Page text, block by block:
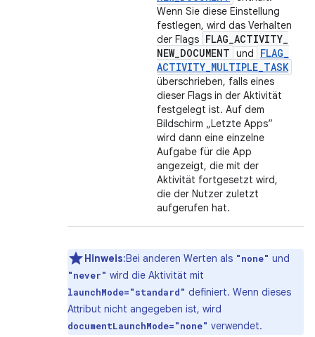
Wenn Sie diese Einstellung
festlegen, wird das Verhalten
der Flags FLAG_ACTIVITY_
NEW_DOCUMENT und FLAG_
ACTIVITY_MULTIPLE_TASK
überschrieben, falls eines
dieser Flags in der Aktivität
festgelegt ist. Auf dem
Bildschirm „Letzte Apps“
wird dann eine einzelne
Aufgabe für die App
angezeigt, die mit der
Aktivität fortgesetzt wird,
die der Nutzer zuletzt
aufgerufen hat.
Hinweis:Bei anderen Werten als "none" und
"never" wird die Aktivität mit
launchMode="standard" definiert. Wenn dieses
Attribut nicht angegeben ist, wird
documentLaunchMode="none" verwendet.